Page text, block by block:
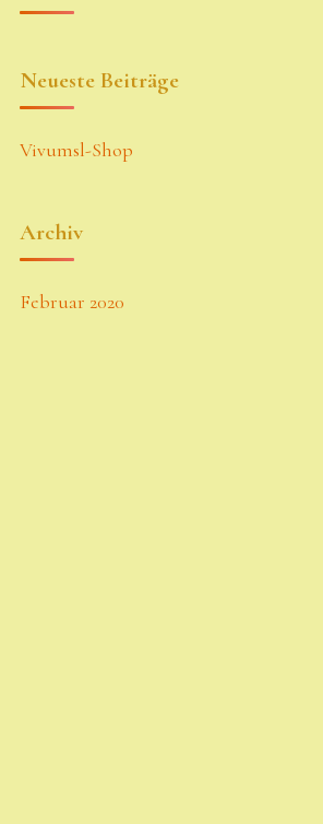
Neueste Beiträge
Vivumsl-Shop
Archiv
Februar 2020